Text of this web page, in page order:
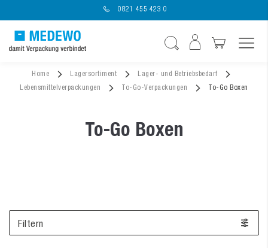
0821 455 423 0
Home Lagersortiment
Lager- und Betriebsbedarf
Lebensmittelverpackungen
To-Go-Verpackungen To-Go Boxen
To-Go Boxen
Filtern